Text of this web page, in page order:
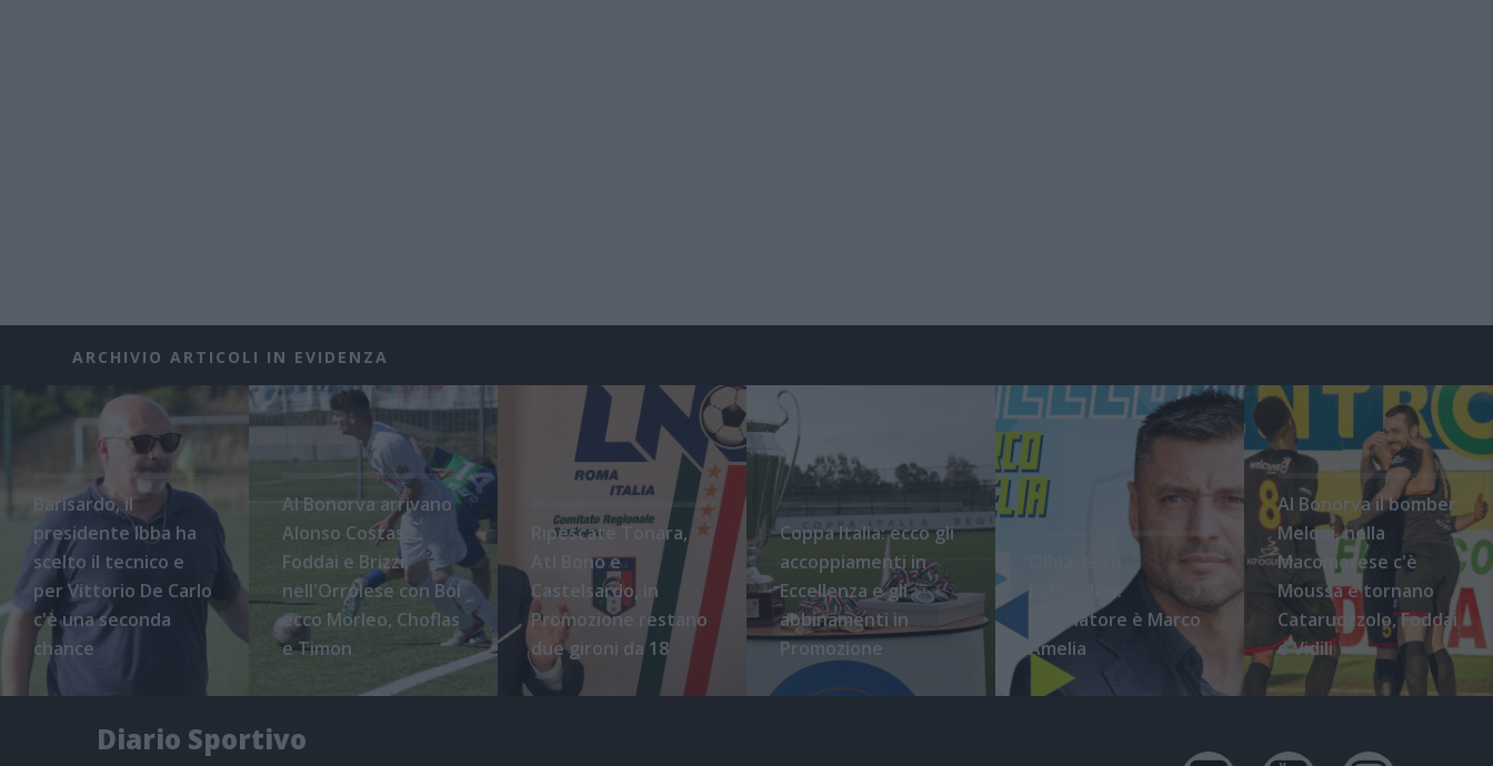
ARCHIVIO ARTICOLI IN EVIDENZA
Barisardo, il
presidente Ibba ha
scelto il tecnico e
per Vittorio De Carlo
c'è una seconda
chance
Al Bonorva arrivano
Alonso Costas,
Foddai e Brizzi,
nell'Orrolese con Boi
ecco Morleo, Choflas
e Timon
Ripescate Tonara,
Atl Bono e
Castelsardo, in
Promozione restano
due gironi da 18
Coppa Italia: ecco gli
accoppiamenti in
Eccellenza e gli
abbinamenti in
Promozione
l'ufficialità:
l'allenatore è Marco
Amelia
Al Bonorva il bomber
Meloni, nella
Macomerese c'è
Moussa e tornano
Cataruozzolo, Foddai
e Vidili
Diario Sportivo